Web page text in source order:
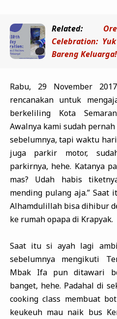
Related:
Celebration:
Bareng Keluarga!
Rabu, 29 November
rencanakan untuk
berkeliling Kota
Awalnya kami sudah
sebelumnya, tapi waktu
juga parkir motor,
parkirnya, hehe. Katanya
mas? Udah habis
mending pulang aja.” Saat
Alhamdulillah bisa dihibur
ke rumah opapa di Krapyak.
Saat itu si ayah lagi
sebelumnya mengikuti
Mbak Ifa pun ditawari
banget, hehe. Padahal di
cooking class membuat
keukeuh mau naik bus